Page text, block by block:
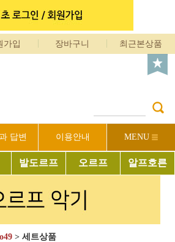
가입 장바구니 최근본상품
답변 이용안내 MENU
발도르프 오르프 알프호른
> 세트상품